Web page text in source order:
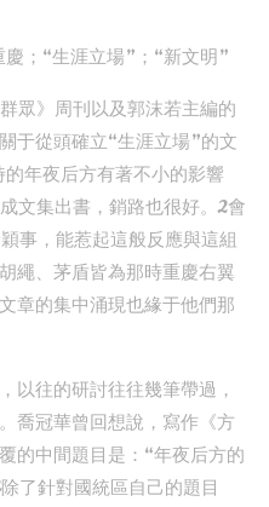
；“生涯立場”；“新文明”
眾》周刊以及郭沫若主編的
于從頭確立“生涯立場”的文
年夜后方有著不小的影響
文集出書，銷路也很好。2會
事，能惹起這般反應與這組
繩、茅盾皆為那時重慶右翼
章的集中涌現也緣于他們那
以往的研討往往幾筆帶過，
喬冠華曾回想說，寫作《方
的中間題目是：“年夜后方的
了針對國統區自己的題目